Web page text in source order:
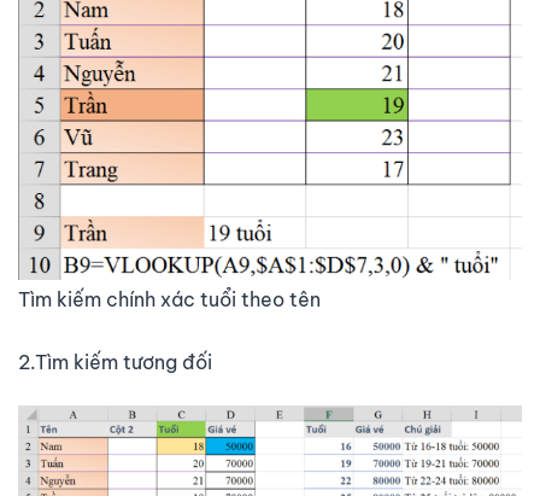
Tìm kiếm chính xác tuổi theo tên
2.Tìm kiếm tương đối